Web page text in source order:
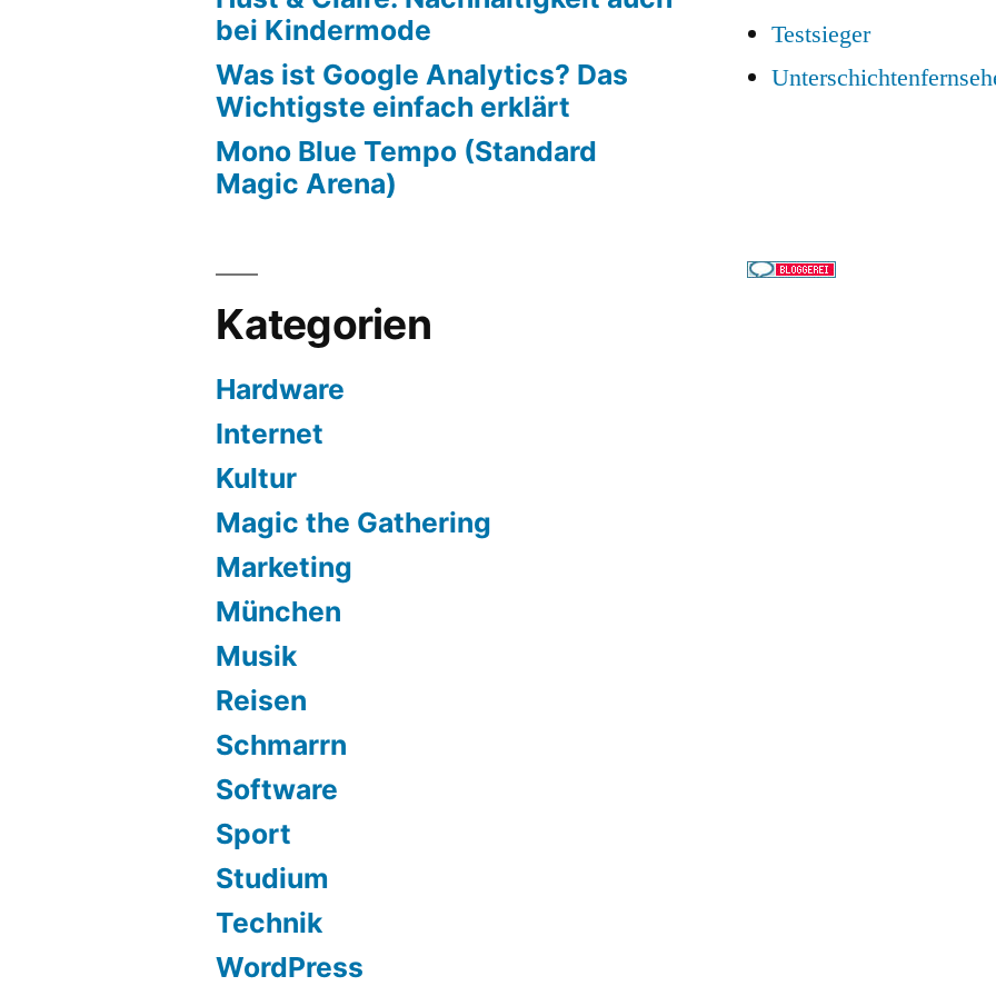
bei Kindermode
Was ist Google Analytics? Das
Wichtigste einfach erklärt
Mono Blue Tempo (Standard
Magic Arena)
Testsieger
Kategorien
Hardware
Internet
Kultur
Magic the Gathering
Marketing
München
Musik
Reisen
Schmarrn
Software
Sport
Studium
Technik
WordPress